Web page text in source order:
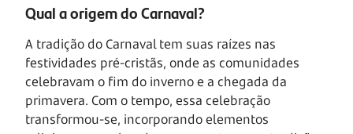
Qual a origem do Carnaval?
A tradição do Carnaval tem suas raízes nas
festividades pré-cristãs, onde as comunidades
celebravam o fim do inverno e a chegada da
primavera. Com o tempo, essa celebração
transformou-se, incorporando elementos